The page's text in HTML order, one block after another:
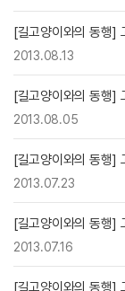
[길고양이와의 동행
2013.08.13
[길고양이와의 동행]
2013.08.05
[길고양이와의 동행]
2013.07.23
[길고양이와의 동행]
2013.07.16
[길고양이와의 동행]